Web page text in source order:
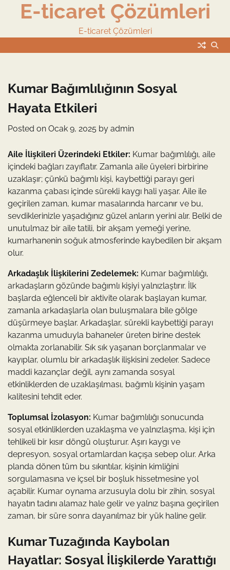
E-ticaret Çözümleri
E-ticaret Çözümleri
Kumar Bağımlılığının Sosyal
Hayata Etkileri
Posted on Ocak 9, 2025 by admin
Aile İlişkileri Üzerindeki Etkiler: Kumar bağımlılığı, aile
içindeki bağları zayıflatır. Zamanla aile üyeleri birbirine
uzaklaşır; çünkü bağımlı kişi, kaybettiği parayı geri
kazanma çabası içinde sürekli kaygı hali yaşar. Aile ile
geçirilen zaman, kumar masalarında harcanır ve bu,
sevdiklerinizle yaşadığınız güzel anların yerini alır. Belki de
unutulmaz bir aile tatili, bir akşam yemeği yerine,
kumarhanenin soğuk atmosferinde kaybedilen bir akşam
olur.
Arkadaşlık İlişkilerini Zedelemek: Kumar bağımlılığı,
arkadaşların gözünde bağımlı kişiyi yalnızlaştırır. İlk
başlarda eğlenceli bir aktivite olarak başlayan kumar,
zamanla arkadaşlarla olan buluşmalara bile gölge
düşürmeye başlar. Arkadaşlar, sürekli kaybettiği parayı
kazanma umuduyla bahaneler üreten birine destek
olmakta zorlanabilir. Sık sık yaşanan borçlanmalar ve
kayıplar, olumlu bir arkadaşlık ilişkisini zedeler. Sadece
maddi kazançlar değil, aynı zamanda sosyal
etkinliklerden de uzaklaşılması, bağımlı kişinin yaşam
kalitesini tehdit eder.
Toplumsal İzolasyon: Kumar bağımlılığı sonucunda
sosyal etkinliklerden uzaklaşma ve yalnızlaşma, kişi için
tehlikeli bir kısır döngü oluşturur. Aşırı kaygı ve
depresyon, sosyal ortamlardan kaçışa sebep olur. Arka
planda dönen tüm bu sıkıntılar, kişinin kimliğini
sorgulamasına ve içsel bir boşluk hissetmesine yol
açabilir. Kumar oynama arzusuyla dolu bir zihin, sosyal
hayatın tadını alamaz hale gelir ve yalnız başına geçirilen
zaman, bir süre sonra dayanılmaz bir yük haline gelir.
Kumar Tuzağında Kaybolan
Hayatlar: Sosyal İlişkilerde Yarattığı